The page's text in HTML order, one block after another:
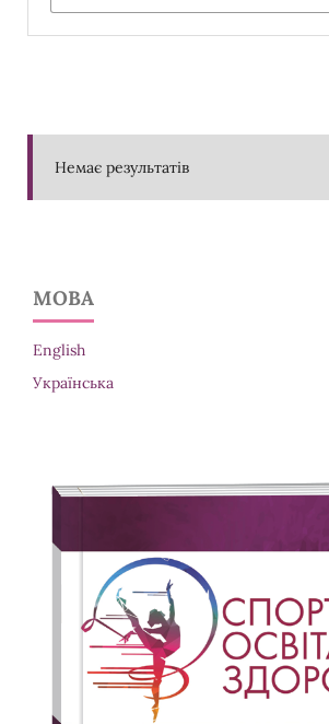
Немає результатів
МОВА
English
Українська